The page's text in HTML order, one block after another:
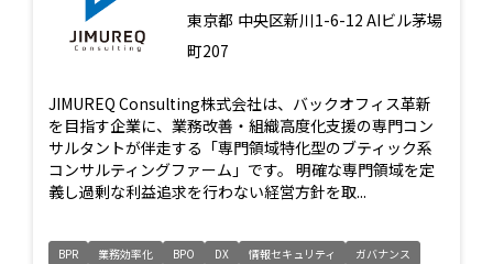
東京都 中央区新川1-6-12 AIビル茅場
町207
JIMUREQ Consulting株式会社は、バックオフィス革新
を目指す企業に、業務改善・組織高度化支援の専門コン
サルタントが伴走する「専門領域特化型のブティック系
コンサルティングファーム」です。 明確な専門領域を定
義し過剰な利益追求を行わない経営方針を取...
BPR 業務効率化 BPO DX 情報セキュリティ
ガバナンス